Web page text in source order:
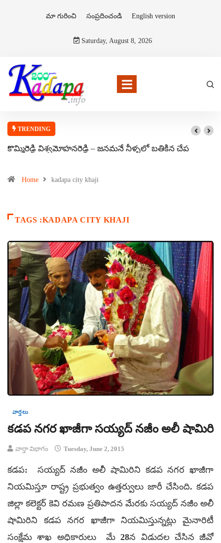
మా గురించి సంప్రదించండి English version
Saturday, August 8, 2026
TRENDING
కొమ్మిరెడ్డి విశ్వమోహనరెడ్డి – జనమనే నీళ్ళలో బతికిన చేప
Home kadapa city khaji
TAGS :KADAPA CITY KHAJI
వార్తలు
కడప నగర ఖాజీగా సయ్యద్ నజీం అలీ షామిరి
వార్తా విభాగం Tuesday, June 2, 2015
కడప: సయ్యద్ నజీం అలీ షామిరిని కడప నగర ఖాజీగా
నియమిస్తూ రాష్ట్ర ప్రభుత్వం ఉత్తర్వులు జారీ చేసింది. కడప
జిల్లా కలెక్టర్ కెవి రమణ ప్రతిపాదన మేరకు సయ్యద్ నజీం అలీ
షామిరిని కడప నగర ఖాజీగా నియమిస్తున్నట్లు మైనారిటీ
సంక్షేమ శాఖ అధికారులు మే 28న విడుదల చేసిన జీవో